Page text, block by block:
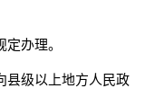
办理。
级以上地方人民政